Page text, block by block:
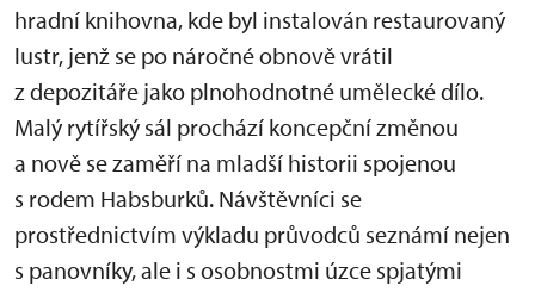
hradní knihovna, kde byl instalován restaurovaný
lustr, jenž se po náročné obnově vrátil
z depozitáře jako plnohodnotné umělecké dílo.
Malý rytířský sál prochází koncepční změnou
a nově se zaměří na mladší historii spojenou
s rodem Habsburků. Návštěvníci se
prostřednictvím výkladu průvodců seznámí nejen
s panovníky, ale i s osobnostmi úzce spjatými